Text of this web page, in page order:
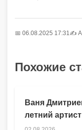
📅 06.08.2025 17:31✍️
Похожие
Ваня
летний